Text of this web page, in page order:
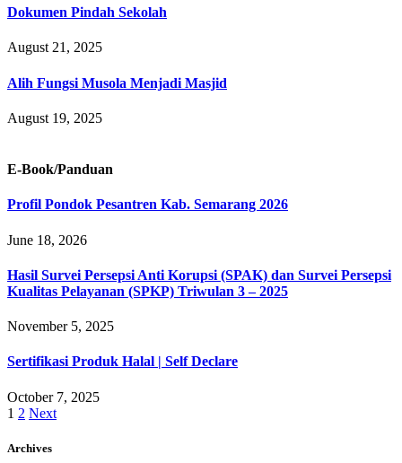
Dokumen Pindah Sekolah
August 21, 2025
Alih Fungsi Musola Menjadi Masjid
August 19, 2025
E-Book/Panduan
Profil Pondok Pesantren Kab. Semarang 2026
June 18, 2026
Hasil Survei Persepsi Anti Korupsi (SPAK) dan Survei Persepsi
Kualitas Pelayanan (SPKP) Triwulan 3 – 2025
November 5, 2025
Sertifikasi Produk Halal | Self Declare
October 7, 2025
1 2 Next
Archives